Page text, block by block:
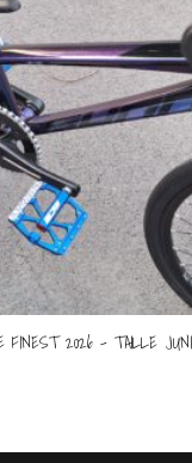
FINEST 2026 – TAILLE